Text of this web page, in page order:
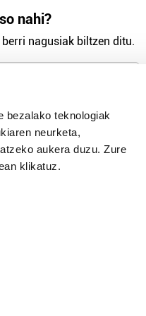
bezalako teknologiak
neurketa,
aukera duzu. Zure
klikatuz.
nahi?
nagusiak biltzen ditu.
Harpidetu
zure ekarpena